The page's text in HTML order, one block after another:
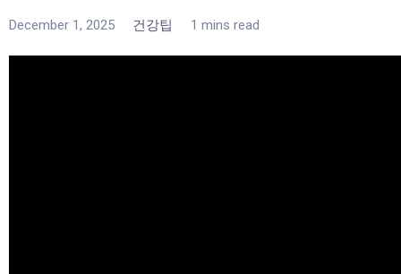
December 1, 2025 건강팁 1 mins read